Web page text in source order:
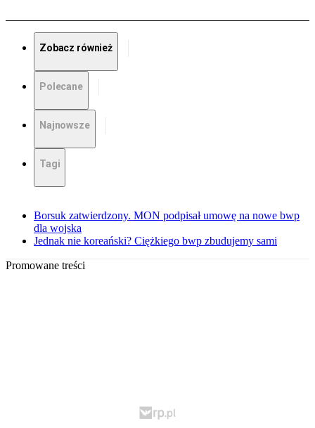
Zobacz również
Polecane
Najnowsze
Tagi
Borsuk zatwierdzony. MON podpisał umowę na nowe bwp
dla wojska
Jednak nie koreański? Ciężkiego bwp zbudujemy sami
Promowane treści